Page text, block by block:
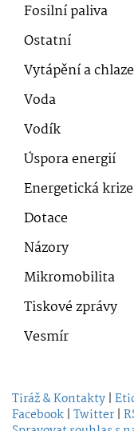
Fosilní paliva
Ostatní
Vytápění a
Voda
Vodík
Úspora energií
Energetická krize
Dotace
Názory
Mikromobilita
Tiskové zprávy
Vesmír
Tiráž & Kontakty |
Facebook | Twitter |